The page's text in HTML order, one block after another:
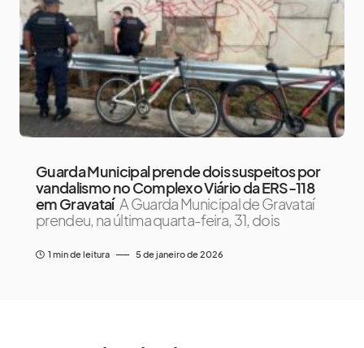
Guarda Municipal prende dois suspeitos por
vandalismo no Complexo Viário da ERS-118
em Gravataí A Guarda Municipal de Gravataí
prendeu, na última quarta-feira, 31, dois
1 min de leitura 5 de janeiro de 2026